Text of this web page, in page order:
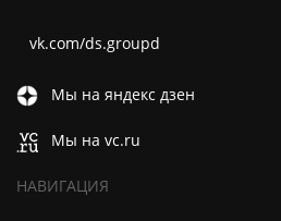
vk.com/ds.groupd
Мы на яндекс дзен
Мы на vc.ru
НАВИГАЦИЯ